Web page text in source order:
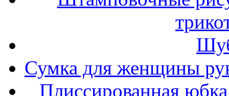
Сумка для женщины
Плиссированная